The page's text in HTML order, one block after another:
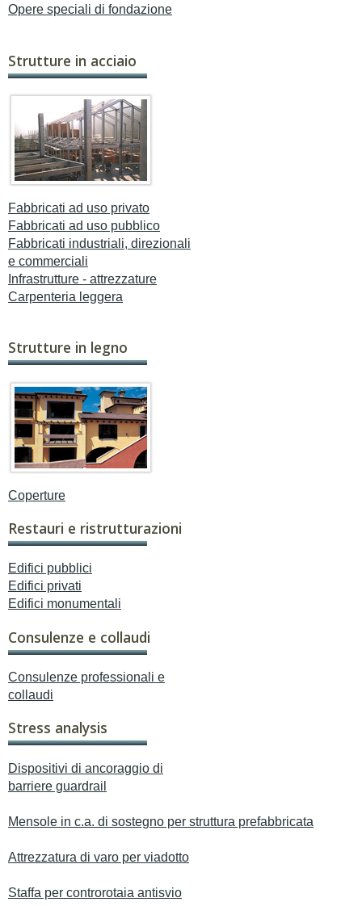
Opere speciali di fondazione
Strutture in acciaio
Fabbricati ad uso privato
Fabbricati ad uso pubblico
Fabbricati industriali, direzionali
e commerciali
Infrastrutture - attrezzature
Carpenteria leggera
Strutture in legno
Coperture
Restauri e ristrutturazioni
Edifici pubblici
Edifici privati
Edifici monumentali
Consulenze e collaudi
Consulenze professionali e
collaudi
Stress analysis
Dispositivi di ancoraggio di
barriere guardrail
Mensole in c.a. di sostegno per struttura prefabbricata
Attrezzatura di varo per viadotto
Staffa per controrotaia antisvio